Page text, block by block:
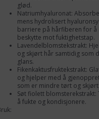
glød.
Natriumhyaluronat:
mens hydrolisert
barriere på hårfiberen for å
beskytte mot fuktighetstap.
Lavendelblomstekstrakt:
og skjørt hår samtidig som
glans.
Fikenkaktusfruktekstrakt:
og hjelper med å
som er mindre tørt og
Søt fiolett
å fukte og kondisjonere.